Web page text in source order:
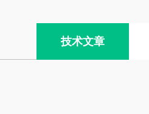
技术文章